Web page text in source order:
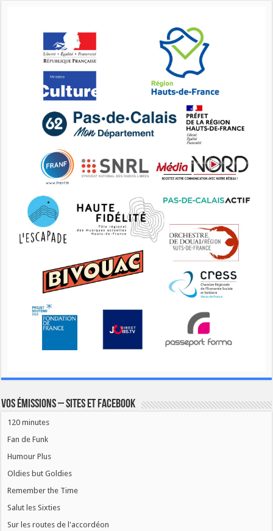
Vos émissions – Sites et Facebook
120 minutes
Fan de Funk
Humour Plus
Oldies but Goldies
Remember the Time
Salut les Sixties
Sur les routes de l'accordéon